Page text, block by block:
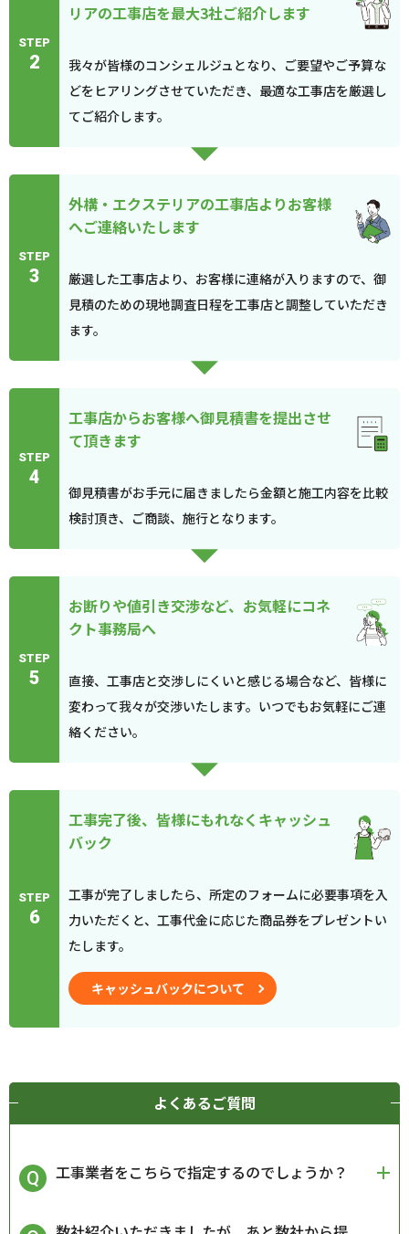
STEP
2
リアの工事店を最大3社ご紹介します
我々が皆様のコンシェルジュとなり、ご要望やご予算な
どをヒアリングさせていただき、最適な工事店を厳選し
てご紹介します。
STEP
3
外構・エクステリアの工事店よりお客様
へご連絡いたします
厳選した工事店より、お客様に連絡が入りますので、御
見積のための現地調査日程を工事店と調整していただき
ます。
STEP
4
工事店からお客様へ御見積書を提出させ
て頂きます
御見積書がお手元に届きましたら金額と施工内容を比較
検討頂き、ご商談、施行となります。
STEP
5
お断りや値引き交渉など、お気軽にコネ
クト事務局へ
直接、工事店と交渉しにくいと感じる場合など、皆様に
変わって我々が交渉いたします。いつでもお気軽にご連
絡ください。
STEP
6
工事完了後、皆様にもれなくキャッシュ
バック
工事が完了しましたら、所定のフォームに必要事項を入
力いただくと、工事代金に応じた商品券をプレゼントい
たします。
キャッシュバックについて
よくあるご質問
工事業者をこちらで指定するのでしょうか？